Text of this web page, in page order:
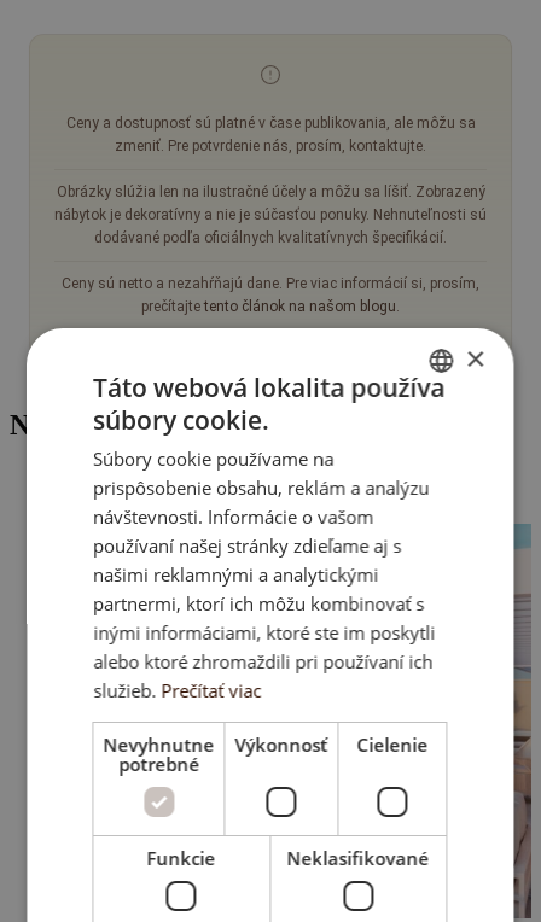
Ceny a dostupnosť sú platné v čase publikovania, ale môžu sa
zmeniť. Pre potvrdenie nás, prosím, kontaktujte.
Obrázky slúžia len na ilustračné účely a môžu sa líšiť. Zobrazený
nábytok je dekoratívny a nie je súčasťou ponuky. Nehnuteľnosti sú
dodávané podľa oficiálnych kvalitatívnych špecifikácií.
Ceny sú netto a nezahŕňajú dane. Pre viac informácií si, prosím,
prečítajtetento článok na našom blogu.
Nehnuteľnosti v okolí
×
Táto webová lokalita používa
súbory cookie.
Súbory cookie používame na
prispôsobenie obsahu, reklám a analýzu
návštevnosti. Informácie o vašom
používaní našej stránky zdieľame aj s
našimi reklamnými a analytickými
partnermi, ktorí ich môžu kombinovať s
inými informáciami, ktoré ste im poskytli
alebo ktoré zhromaždili pri používaní ich
služieb. Prečítať viac
Nevyhnutne
potrebné
Výkonnosť Cielenie
Funkcie Neklasifikované